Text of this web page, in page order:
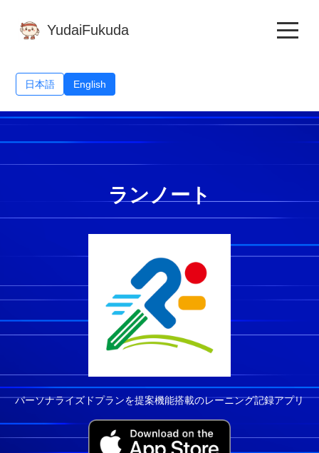
YudaiFukuda
日本語 English
ランノート
パーソナライズドプランを提案機能搭載のレーニング記録アプリ